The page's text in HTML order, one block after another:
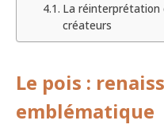
La réinterprétation
créateurs
Le pois :
emblématique